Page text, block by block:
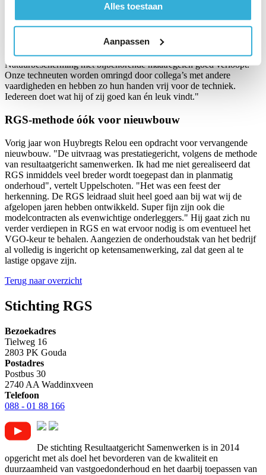
Alles toestaan
Aanpassen
aangetrokken om de communicatie met huurders te verzorgen. Ook
hebben we de functie datamanager gecreëerd; het interpreteren van
coördinator bewaakt de planning en houdt onder meer in de gaten of
de afhandeling van de vergunning vanuit de Wet
Natuurbescherming met bijbehorende maatregelen goed verloopt.
Onze techneuten worden omringd door collega’s met andere
vaardigheden en hebben zo hun handen vrij voor de techniek.
Iedereen doet wat hij of zij goed kan én leuk vindt."
RGS-methode óók voor nieuwbouw
Vorig jaar won Huybregts Relou een opdracht voor vervangende
nieuwbouw. "De uitvraag was prestatiegericht, volgens de methode
van resultaatgericht samenwerken. Ik had me niet gerealiseerd dat
RGS inmiddels veel breder wordt toegepast dan in planmatig
onderhoud", vertelt Uppelschoten. "Het was een feest der
herkenning. De RGS leidraad sluit heel goed aan bij wat wij de
afgelopen jaren hebben ontwikkeld. Super fijn zijn ook die
modelcontracten als evenwichtige onderleggers." Hij gaat zich nu
verder verdiepen in RGS en wat ervoor nodig is om eventueel het
VGO-keur te behalen. Aangezien de onderhoudstak van het bedrijf
al volledig is ingericht op ketensamenwerking, zal dat geen al te
lastige opgave zijn.
Terug naar overzicht
Stichting RGS
Bezoekadres
Tielweg 16
2803 PK Gouda
Postadres
Postbus 30
2740 AA Waddinxveen
Telefoon
088 - 01 88 166
De stichting Resultaatgericht Samenwerken is in 2014
opgericht met als doel het bevorderen van de kwaliteit en
duurzaamheid van vastgoedonderhoud en het daarbij toepassen van